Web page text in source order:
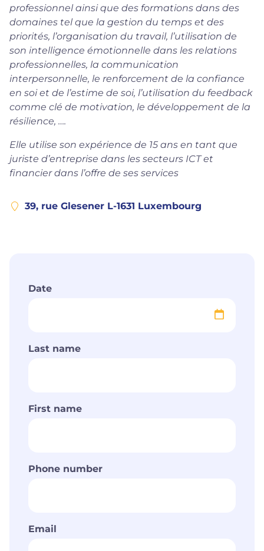
professionnel ainsi que des formations dans des
domaines tel que la gestion du temps et des
priorités, l’organisation du travail, l’utilisation de
son intelligence émotionnelle dans les relations
professionnelles, la communication
interpersonnelle, le renforcement de la confiance
en soi et de l’estime de soi, l’utilisation du feedback
comme clé de motivation, le développement de la
résilience, ….
Elle utilise son expérience de 15 ans en tant que
juriste d’entreprise dans les secteurs ICT et
financier dans l’offre de ses services
39, rue Glesener L-1631 Luxembourg
Date
Last name
First name
Phone number
Email